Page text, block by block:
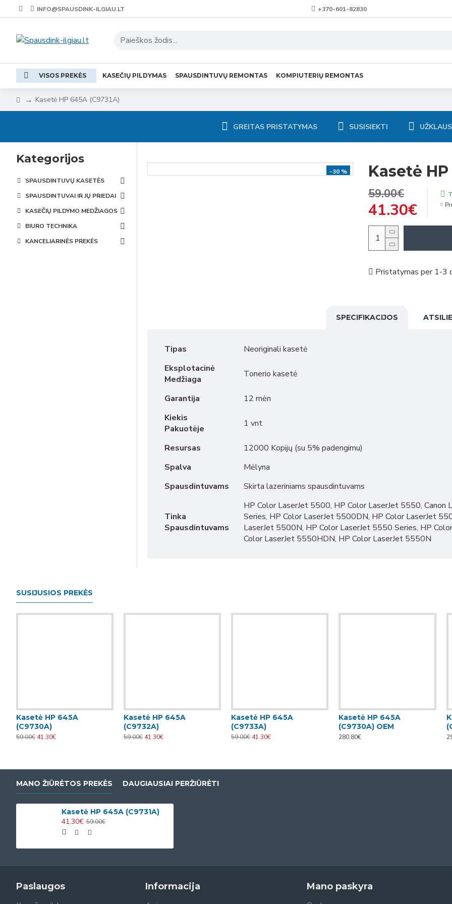
INFO@SPAUSDINK-ILGIAU.LT +370-601-82830
VISOS PREKĖS KASEČIŲ PILDYMAS SPAUSDINTUVŲ REMONTAS KOMPIUTERIŲ REMONTAS
Kasetė HP 645A (C9731A)
GREITAS PRISTATYMAS SUSISIEKTI
Kategorijos
SPAUSDINTUVŲ KASETĖS
SPAUSDINTUVAI IR JŲ PRIEDAI
KASEČIŲ PILDYMO MEDŽIAGOS
BIURO TECHNIKA
KANCELIARINĖS PREKĖS
-30 % Kasetė
59.00€
41.30€
Pristatymas per 1-3
SPECIFIKACIJOS
Tipas
Neoriginali kasetė
Eksplotacinė
Medžiaga
Tonerio kasetė
Garantija
12 mėn
Kiekis
Pakuotėje
1 vnt
Resursas
12000 Kopijų (su 5% padengimu)
Spalva
Mėlyna
Spausdintuvams
Skirta lazeriniams spausdintuvams
Tinka
Spausdintuvams
HP Color LaserJet 5500, HP Color LaserJet 5550,
Series, HP Color LaserJet 5500DN, HP Color LaserJet
LaserJet 5500N, HP Color LaserJet 5550 Series, HP
Color LaserJet 5550HDN, HP Color LaserJet 5550N
SUSIJUSIOS PREKĖS
Kasetė HP 645A
(C9730A)
59.00€ 41.30€
Kasetė HP 645A
(C9732A)
59.00€ 41.30€
Kasetė HP 645A
(C9733A)
59.00€ 41.30€
Kasetė HP 645A
(C9730A) OEM
280.80€
MANO ŽIŪRĖTOS PREKĖS DAUGIAUSIAI PERŽIŪRĖTI
Kasetė HP 645A (C9731A)
41.30€ 59.00€
Paslaugos
Informacija
Mano paskyra